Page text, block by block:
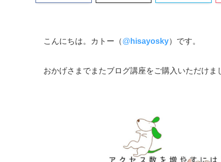
こんにちは。カトー（@ hisayosky）です。
おかげさまでまたブログ講座をご購入いただけま